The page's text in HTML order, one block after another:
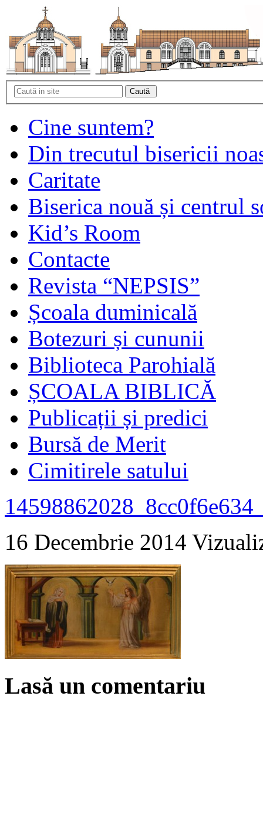
Cine suntem?
Din trecutul bisericii
Caritate
Biserica nouă și centrul
Kid’s Room
Contacte
Revista “NEPSIS”
Școala duminicală
Botezuri și cununii
Biblioteca Parohială
ȘCOALA BIBLICĂ
Publicații și predici
Bursă de Merit
Cimitirele satului
16 Decembrie 2014
Lasă un comentariu